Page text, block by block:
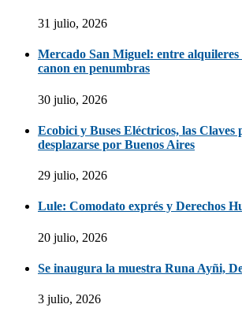
31 julio, 2026
Mercado San Miguel: entre
canon en penumbras
30 julio, 2026
Ecobici y Buses Eléctricos, las
desplazarse por Buenos Aires
29 julio, 2026
Lule: Comodato exprés y Derechos
20 julio, 2026
Se inaugura la muestra Runa Ayñi,
3 julio, 2026